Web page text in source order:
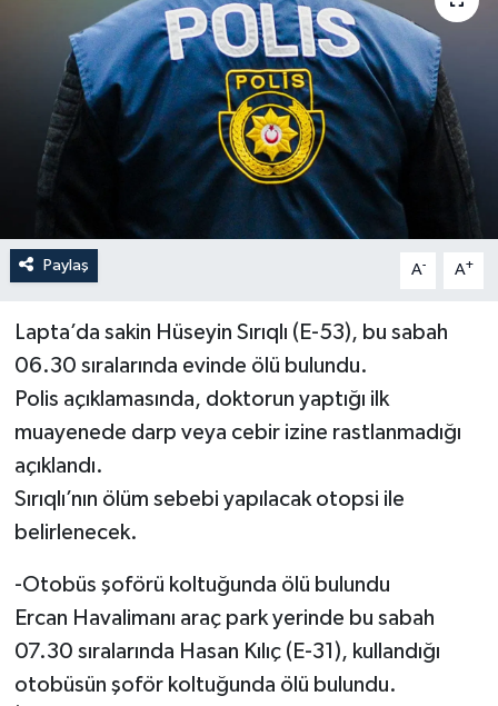
Paylaş A- A+
Lapta’da sakin Hüseyin Sırıqlı (E-53), bu sabah
06.30 sıralarında evinde ölü bulundu.
Polis açıklamasında, doktorun yaptığı ilk
muayenede darp veya cebir izine rastlanmadığı
açıklandı.
Sırıqlı’nın ölüm sebebi yapılacak otopsi ile
belirlenecek.
-Otobüs şoförü koltuğunda ölü bulundu
Ercan Havalimanı araç park yerinde bu sabah
07.30 sıralarında Hasan Kılıç (E-31), kullandığı
otobüsün şoför koltuğunda ölü bulundu.